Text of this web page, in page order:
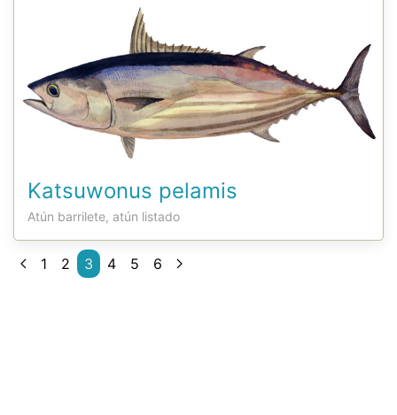
Katsuwonus pelamis
Atún barrilete, atún listado
1 2 3 4 5 6